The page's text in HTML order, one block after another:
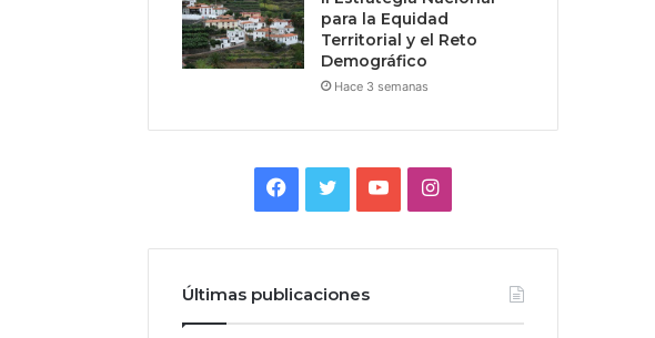
para la Equidad
Territorial y el Reto
Demográfico
Hace 3 semanas
Facebook
TwitterYouTubeInstagram
Últimas publicaciones